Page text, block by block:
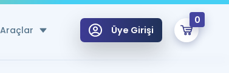
Araçlar Üye Girişi
0